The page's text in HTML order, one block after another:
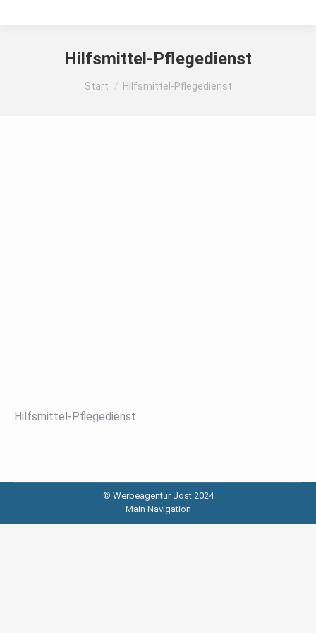
Hilfsmittel-Pflegedienst
Sie befinden sich hier:
Start Hilfsmittel-Pflegedienst
Hilfsmittel-Pflegedienst
© Werbeagentur Jost 2024
Main Navigation